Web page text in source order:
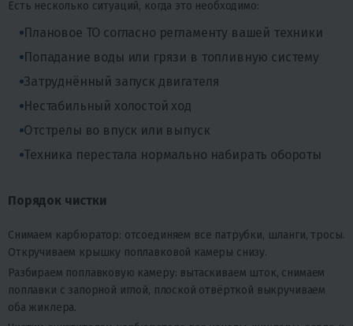
Есть несколько ситуаций, когда это необходимо:
Плановое ТО согласно регламенту вашей техники
Попадание воды или грязи в топливную систему
Затруднённый запуск двигателя
Нестабильный холостой ход
Отстрелы во впуск или выпуск
Техника перестала нормально набирать обороты
Порядок чистки
Снимаем карбюратор: отсоединяем все патрубки, шланги, тросы.
Откручиваем крышку поплавковой камеры снизу.
Разбираем поплавковую камеру: вытаскиваем шток, снимаем
поплавки с запорной иглой, плоской отвёрткой выкручиваем
оба жиклера.